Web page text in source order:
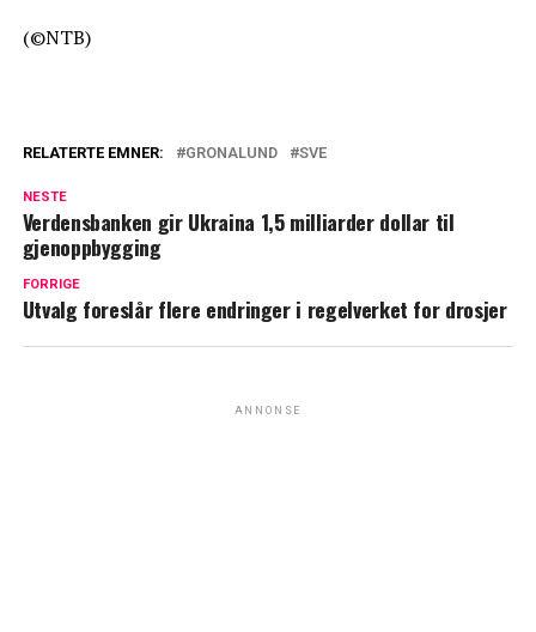
(©NTB)
RELATERTE EMNER: GRONALUND SVE
NESTE
Verdensbanken gir Ukraina 1,5 milliarder dollar til
gjenoppbygging
FORRIGE
Utvalg foreslår flere endringer i regelverket for drosjer
ANNONSE